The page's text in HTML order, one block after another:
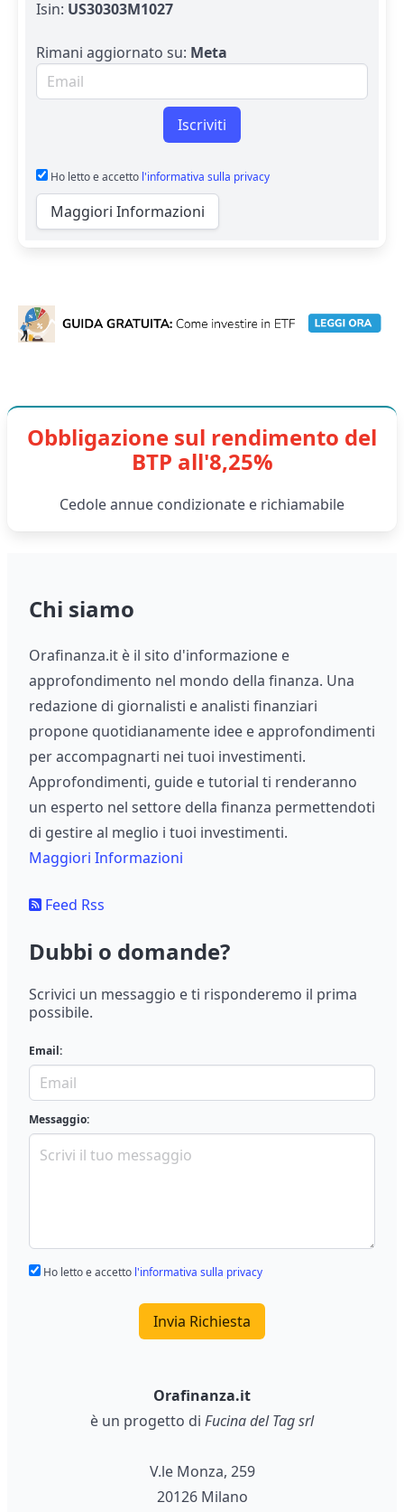
Isin: US30303M1027
Rimani aggiornato su: Meta
Email per newsletter
Iscriviti
Ho letto e accetto l'informativa sulla privacy
Maggiori Informazioni
Obbligazione sul rendimento del
BTP all'8,25%
Cedole annue condizionate e richiamabile
Chi siamo
Orafinanza.it è il sito d'informazione e
approfondimento nel mondo della finanza. Una
redazione di giornalisti e analisti finanziari
propone quotidianamente idee e approfondimenti
per accompagnarti nei tuoi investimenti.
Approfondimenti, guide e tutorial ti renderanno
un esperto nel settore della finanza permettendoti
di gestire al meglio i tuoi investimenti.
Maggiori Informazioni
Feed Rss
Dubbi o domande?
Scrivici un messaggio e ti risponderemo il prima
possibile.
Email:
Messaggio:
Ho letto e accetto l'informativa sulla privacy
Invia Richiesta
Orafinanza.it
è un progetto di Fucina del Tag srl
V.le Monza, 259
20126 Milano